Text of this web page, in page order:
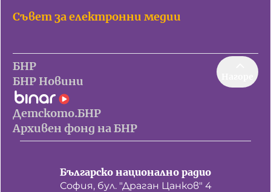
Съвет за електронни медии
БНР
БНР Новини
Детското.БНР
Архивен фонд на БНР
Българско национално радио
София, бул. "Драган Цанков" 4